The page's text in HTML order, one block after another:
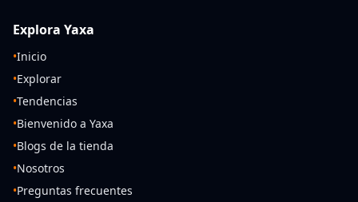
Explora Yaxa
•Inicio
•Explorar
•Tendencias
•Bienvenido a Yaxa
•Blogs de la tienda
•Nosotros
•Preguntas frecuentes